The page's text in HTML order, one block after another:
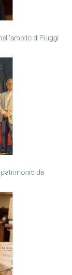
di Fiuggi
patrimonio da